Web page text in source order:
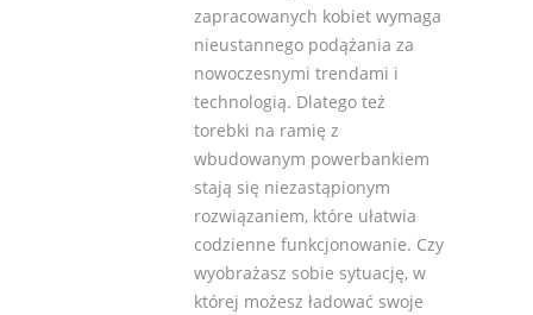
zapracowanych kobiet wymaga
nieustannego podążania za
nowoczesnymi trendami i
technologią. Dlatego też
torebki na ramię z
wbudowanym powerbankiem
stają się niezastąpionym
rozwiązaniem, które ułatwia
codzienne funkcjonowanie. Czy
wyobrażasz sobie sytuację, w
której możesz ładować swoje